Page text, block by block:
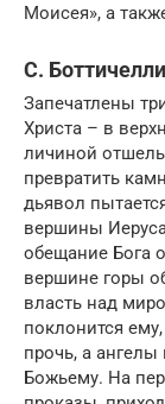
Моисея», а
С.
Запечатлены
Христа – в
личиной
превратить
дьявол
вершины
обещание Бога
вершине горы
власть над
поклонится
прочь, а
Божьему. На